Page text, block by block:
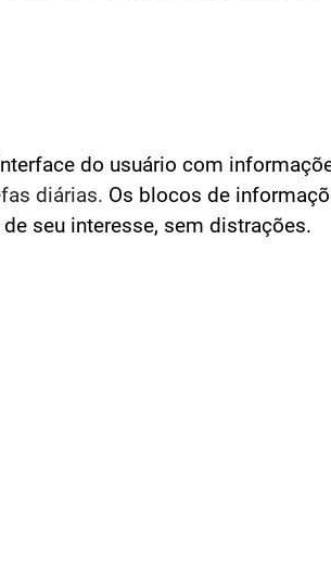
do usuário com
diárias. Os blocos de
seu interesse, sem distrações.